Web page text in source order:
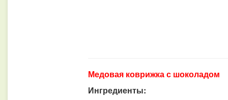
Медовая коврижка с шоколадом
Ингредиенты: